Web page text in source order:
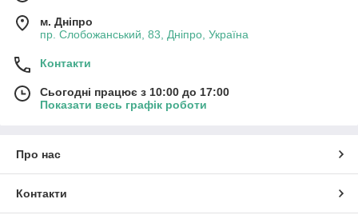
м. Дніпро
пр. Слобожанський, 83, Дніпро, Україна
Контакти
Сьогодні працює з 10:00 до 17:00
Показати весь графік роботи
Про нас
Контакти